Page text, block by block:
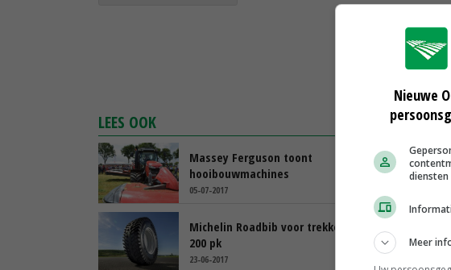
LEES OOK
Massey Ferguson toont
hooibouwmachines
05-07-2017
Michelin Roadbib voor trekkers vanaf
200 pk
23-06-2017
Nieuwe
diensten
Meer